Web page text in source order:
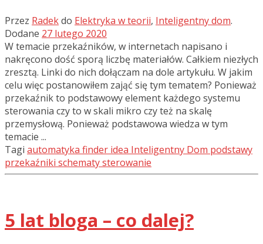
Przez Radekdo Elektryka w teorii, Inteligentny dom.
Dodane 27 lutego 2020
W temacie przekaźników, w internetach napisano i
nakręcono dość sporą liczbę materiałów. Całkiem niezłych
zresztą. Linki do nich dołączam na dole artykułu. W jakim
celu więc postanowiłem zająć się tym tematem? Ponieważ
przekaźnik to podstawowy element każdego systemu
sterowania czy to w skali mikro czy też na skalę
przemysłową. Ponieważ podstawowa wiedza w tym
temacie ...
Tagi automatyka finder idea Inteligentny Dom podstawy
przekaźniki schematysterowanie
5 lat bloga – co dalej?